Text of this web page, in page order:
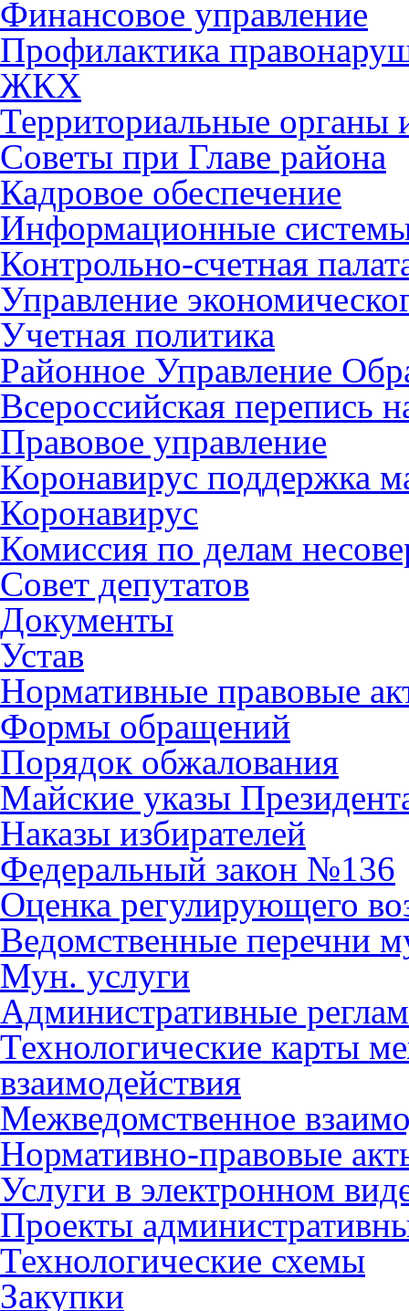
Финансовое управление
Профилактика
ЖКХ
Территориальные органы
Советы при Главе района
Кадровое обеспечение
Информационные
Контрольно-счетная
Управление
Учетная политика
Районное Управление
Всероссийская перепись
Правовое управление
Коронавирус поддержка
Коронавирус
Комиссия по делам
Совет депутатов
Документы
Устав
Нормативные правовые
Формы обращений
Порядок обжалования
Майские указы
Наказы избирателей
Федеральный закон №136
Оценка регулирующего
Ведомственные перечни
Мун. услуги
Административные
Технологические карты
взаимодействия
Межведомственное
Нормативно-правовые
Услуги в электронном
Проекты
Технологические схемы
Закупки